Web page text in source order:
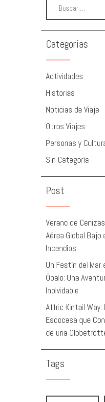
Categorias
Actividades
Historias
Noticias de Viaje
Otros Viajes.
Personas y
Sin Categoría
Post
Verano de
Aérea Global Bajo
Incendios
Un Festín del Mar
Ópalo: Una
Inolvidable
Affric Kintail Way:
Escocesa que
de una
Tags